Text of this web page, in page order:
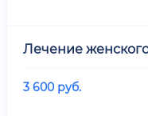
Лечение
3 600 руб.